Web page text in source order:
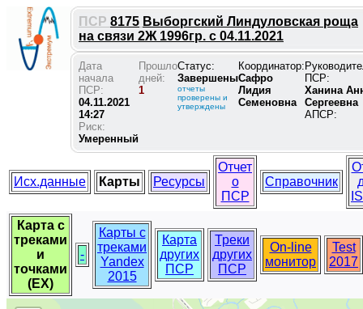
ПСР 8175 Выборгский Линдуловская роща
на связи 2Ж 1996гр. с 04.11.2021
Дата
начала
ПСР:
04.11.2021
14:27
Риск:
Умеренный
Прошло
дней:
1
Статус:
Завершены
отчеты
проверены и
утверждены
Координатор:
Сафро
Лидия
Семеновна
ПСР:
Ханина
Сергеевна
АПСР:
Исх.данные Карты Ресурсы
Отчет
о
ПСР
Справочник
Карта с
треками
и
точками
(EX)
-
Карты с
треками
Yandex
2015
Карта
других
ПСР
Треки
других
ПСР
On-line
монитор
Test
2017